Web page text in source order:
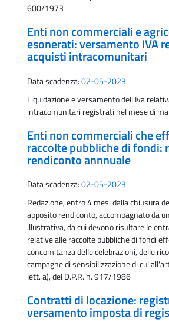
600/1973
Enti non commerciali e
esonerati: versamento IVA
acquisti intracomunitari
Data scadenza:02-05-2023
Liquidazione e versamento dell'Iva
intracomunitari registrati nel mese di
Enti non commerciali che
raccolte pubbliche di fondi:
rendiconto annnuale
Data scadenza:02-05-2023
Redazione, entro 4 mesi dalla chiusura
apposito rendiconto, accompagnato da
illustrativa, da cui devono risultare le
relative alle raccolte pubbliche di fondi
concomitanza delle celebrazioni, delle
campagne di sensibilizzazione di cui
lett. a), del D.P.R. n. 917/1986
Contratti di locazione:
versamento imposta di